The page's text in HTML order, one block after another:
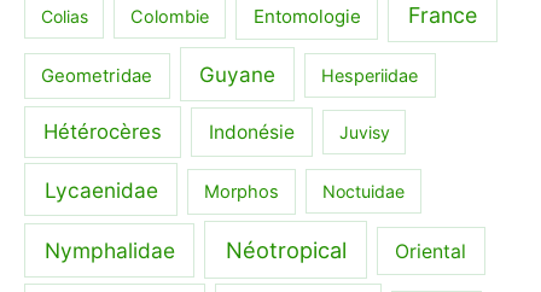
Colias Colombie Entomologie France
Geometridae Guyane Hesperiidae
Hétérocères Indonésie Juvisy
Lycaenidae Morphos Noctuidae
Nymphalidae Néotropical Oriental